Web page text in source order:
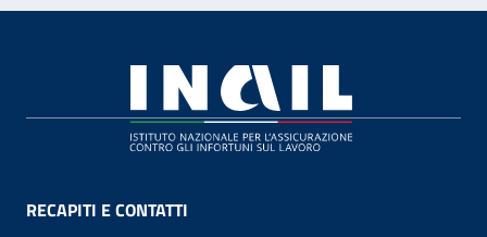
RECAPITI E CONTATTI